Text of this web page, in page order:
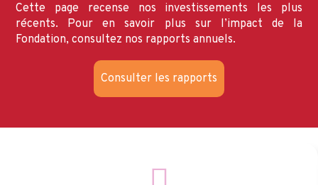
Cette page recense nos investissements les plus
récents. Pour en savoir plus sur l’impact de la
Fondation,consultez nos rapports annuels.
Consulter les rapports